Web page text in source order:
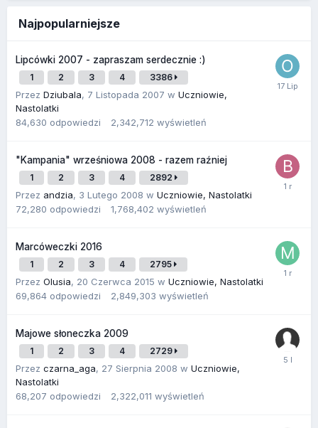
Najpopularniejsze
Lipcówki 2007 - zapraszam serdecznie :)
1 2 3 4 3386
Przez Dziubala, 7 Listopada 2007 w Uczniowie,
Nastolatki
84,630 odpowiedzi 2,342,712 wyświetleń
"Kampania" wrześniowa 2008 - razem raźniej
1 2 3 4 2892
Przez andzia, 3 Lutego 2008 w Uczniowie, Nastolatki
72,280 odpowiedzi 1,768,402 wyświetleń
Marcóweczki 2016
1 2 3 4 2795
Przez Olusia, 20 Czerwca 2015 w Uczniowie, Nastolatki
69,864 odpowiedzi 2,849,303 wyświetleń
Majowe słoneczka 2009
1 2 3 4 2729
Przez czarna_aga, 27 Sierpnia 2008 w Uczniowie,
Nastolatki
68,207 odpowiedzi 2,322,011 wyświetleń